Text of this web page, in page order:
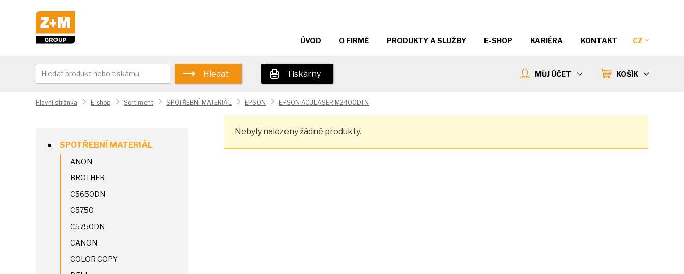
CZ
ÚVOD O FIRMĚ PRODUKTY A SLUŽBY E-SHOP KARIÉRA KONTAKT
Hledat Tiskárny KOŠÍK
MŮJ ÚČET
Hlavní stránka E-shop Sortiment SPOTŘEBNÍ MATERIÁL EPSON EPSON ACULASER M2400DTN
Nebyly nalezeny žádné produkty.
SPOTŘEBNÍ MATERIÁL
ANON
BROTHER
C5650DN
C5750
C5750DN
CANON
COLOR COPY